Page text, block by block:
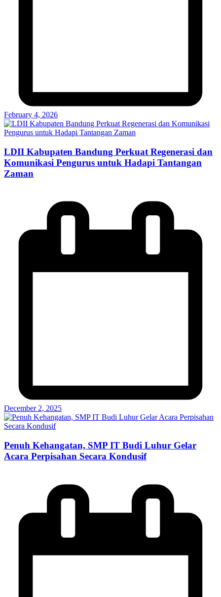
February 4, 2026
LDII Kabupaten Bandung Perkuat Regenerasi dan
Komunikasi Pengurus untuk Hadapi Tantangan
Zaman
December 2, 2025
Penuh Kehangatan, SMP IT Budi Luhur Gelar
Acara Perpisahan Secara Kondusif